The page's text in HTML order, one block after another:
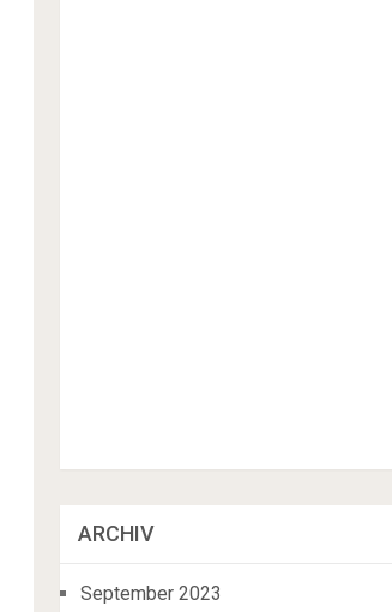
ARCHIV
September 2023